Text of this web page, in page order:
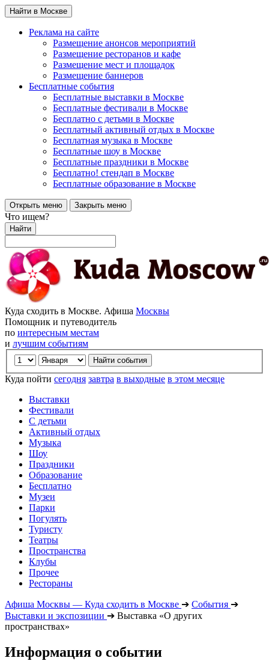
Найти в Москве
Реклама на сайте
Размещение анонсов мероприятий
Размещение ресторанов и кафе
Размещение мест и площадок
Размещение баннеров
Бесплатные события
Бесплатные выставки в Москве
Бесплатные фестивали в Москве
Бесплатно с детьми в Москве
Бесплатный активный отдых в Москве
Бесплатная музыка в Москве
Бесплатные шоу в Москве
Бесплатные праздники в Москве
Бесплатно! стендап в Москве
Бесплатные образование в Москве
Открыть меню Закрыть меню
Что ищем?
Найти
Куда сходить в Москве. Афиша Москвы
Помощник и путеводитель
по интересным местам
и лучшим событиям
Куда пойти сегодня завтра в выходные в этом месяце
Выставки
Фестивали
С детьми
Активный отдых
Музыка
Шоу
Праздники
Образование
Бесплатно
Музеи
Парки
Погулять
Туристу
Театры
Пространства
Клубы
Прочее
Рестораны
Афиша Москвы — Куда сходить в Москве ➔ События ➔
Выставки и экспозиции ➔ Выставка «О других
пространствах»
Информация о событии